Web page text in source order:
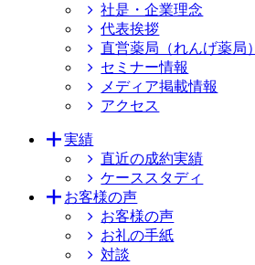
社是・企業理念
代表挨拶
直営薬局（れんげ薬局）
セミナー情報
メディア掲載情報
アクセス
実績
直近の成約実績
ケーススタディ
お客様の声
お客様の声
お礼の手紙
対談